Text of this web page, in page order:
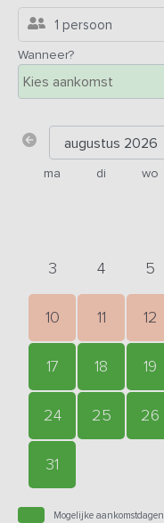
1 persoon
Wanneer?
ma di wo
3 4 5
10 11 12
17 18 19
24 25 26
31
Mogelijke aankomstdagen